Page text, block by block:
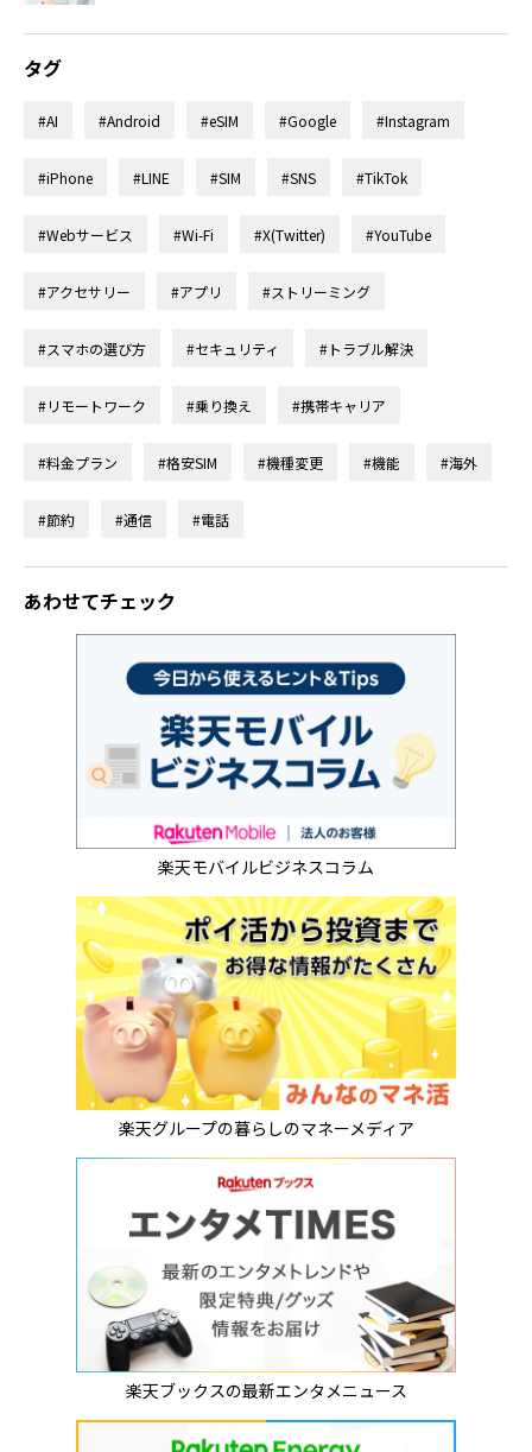
タグ
#AI #Android #eSIM #Google #Instagram
#iPhone #LINE #SIM #SNS #TikTok
#Webサービス #Wi-Fi #X(Twitter) #YouTube
#アクセサリー #アプリ #ストリーミング
#スマホの選び方 #セキュリティ #トラブル解決
#リモートワーク #乗り換え #携帯キャリア
#料金プラン #格安SIM #機種変更 #機能 #海外
#節約 #通信 #電話
あわせてチェック
楽天モバイルビジネスコラム
楽天グループの暮らしのマネーメディア
楽天ブックスの最新エンタメニュース